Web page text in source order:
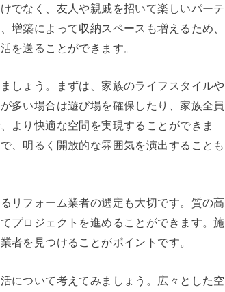
でなく、友人や親戚を招いて楽しいパーテ
増築によって収納スペースも増えるため、
を送ることができます。
しょう。まずは、家族のライフスタイルや
多い場合は遊び場を確保したり、家族全員
より快適な空間を実現することができま
、明るく開放的な雰囲気を演出することも
リフォーム業者の選定も大切です。質の高
プロジェクトを進めることができます。施
者を見つけることがポイントです。
について考えてみましょう。広々とした空